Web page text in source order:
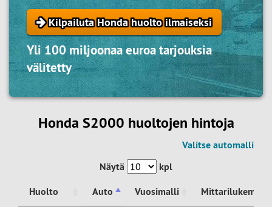
Kilpailuta Honda huolto ilmaiseksi
Yli 100 miljoonaa euroa tarjouksia
välitetty
Honda S2000 huoltojen hintoja
Valitse automalli
Näytä
kpl
Huolto
Auto Vuosimalli
Mittarilukema